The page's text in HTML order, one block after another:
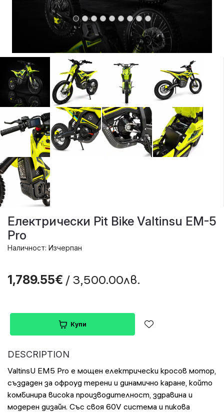
Електрически Pit Bike Valtinsu EM-5
Pro
Наличност: Изчерпан
1,789.55€ / 3,500.00лв.
Купи
DESCRIPTION
ValtinsU EM5 Pro е мощен електрически кросов мотор,
създаден за офроуд терени и динамично каране, който
комбинира висока производителност, здравина и
модерен дизайн. Със своя 60V система и пикова